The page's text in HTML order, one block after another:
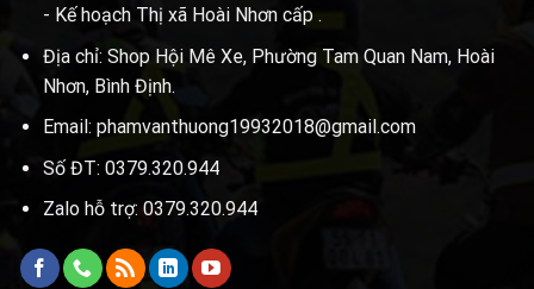
- Kế hoạch Thị xã Hoài Nhơn cấp .
Địa chỉ: Shop Hội Mê Xe, Phường Tam Quan Nam, Hoài
Nhơn, Bình Định.
Email: phamvanthuong19932018@gmail.com
Số ĐT: 0379.320.944
Zalo hỗ trợ: 0379.320.944